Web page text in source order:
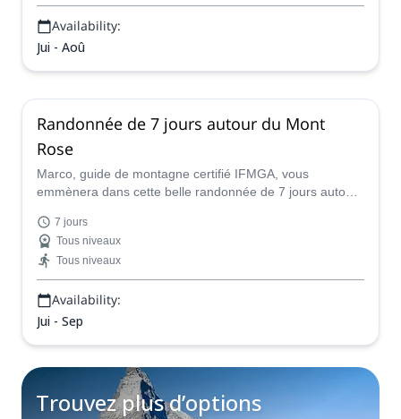
Availability:
Jui - Aoû
Randonnée de 7 jours autour du Mont
Rose
Marco, guide de montagne certifié IFMGA, vous
emmènera dans cette belle randonnée de 7 jours autour
en refuge !
7 jours
Tous niveaux
Tous niveaux
Availability:
Jui - Sep
Trouvez plus d’options